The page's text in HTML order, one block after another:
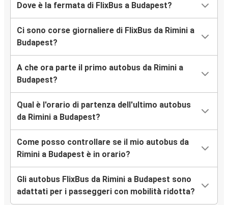
Dove è la fermata di FlixBus a Budapest?
Ci sono corse giornaliere di FlixBus da Rimini a
Budapest?
A che ora parte il primo autobus da Rimini a
Budapest?
Qual è l'orario di partenza dell'ultimo autobus
da Rimini a Budapest?
Come posso controllare se il mio autobus da
Rimini a Budapest è in orario?
Gli autobus FlixBus da Rimini a Budapest sono
adattati per i passeggeri con mobilità ridotta?